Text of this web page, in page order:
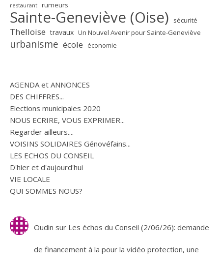
restaurant rumeurs
Sainte-Geneviève (Oise) sécurité
Thelloise travaux Un Nouvel Avenir pour Sainte-Geneviève
urbanisme école économie
AGENDA et ANNONCES
DES CHIFFRES...
Elections municipales 2020
NOUS ECRIRE, VOUS EXPRIMER...
Regarder ailleurs....
VOISINS SOLIDAIRES Génovéfains...
LES ECHOS DU CONSEIL
D'hier et d'aujourd'hui
VIE LOCALE
QUI SOMMES NOUS?
Oudin sur Les échos du Conseil (2/06/26): demande
de financement à la pour la vidéo protection, une